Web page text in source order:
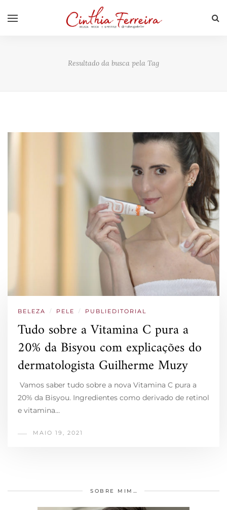
Resultado da busca pela Tag
BELEZA / PELE / PUBLIEDITORIAL
Tudo sobre a Vitamina C pura a
20% da Bisyou com explicações do
dermatologista Guilherme Muzy
Vamos saber tudo sobre a nova Vitamina C pura a
20% da Bisyou. Ingredientes como derivado de retinol
e vitamina…
MAIO 19, 2021
SOBRE MIM…